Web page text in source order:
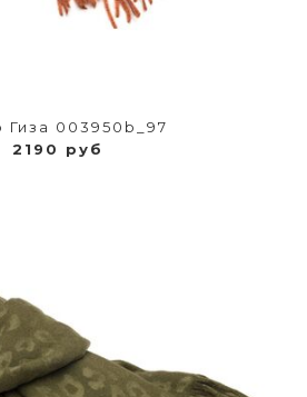
003950b_97
2190 руб